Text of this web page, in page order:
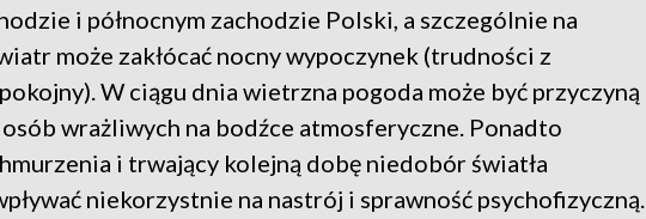
i północnym zachodzie Polski, a szczególnie na
może zakłócać nocny wypoczynek (trudności z
W ciągu dnia wietrzna pogoda może być przyczyną
wrażliwych na bodźce atmosferyczne. Ponadto
i trwający kolejną dobę niedobór światła
niekorzystnie na nastrój i sprawność psychofizyczną.